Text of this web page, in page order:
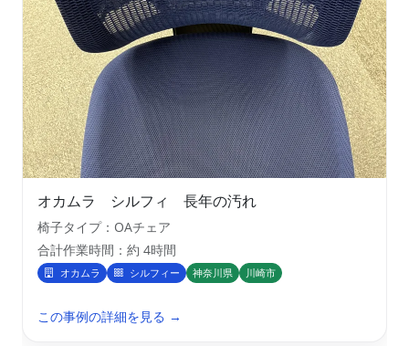
オカムラ シルフィ 長年の汚れ
椅子タイプ：OAチェア
合計作業時間：約 4時間
オカムラ シルフィー 神奈川県 川崎市
この事例の詳細を見る →